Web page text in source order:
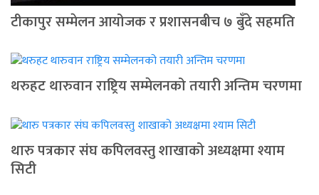
टीकापुर सम्मेलन आयोजक र प्रशासनबीच ७ बुँदे सहमति
थरुहट थारुवान राष्ट्रिय सम्मेलनको तयारी अन्तिम चरणमा
थारु पत्रकार संघ कपिलवस्तु शाखाको अध्यक्षमा श्याम
सिटी